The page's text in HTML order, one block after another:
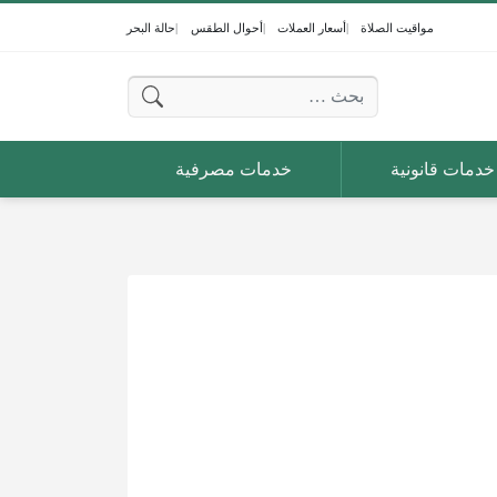
مواقيت الصلاة أسعار العملات أحوال الطقس حالة البحر
البحث عن:
خدمات قانونية خدمات مصرفية